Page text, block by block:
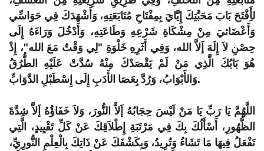
لأَِفْتَحَ بَابَ مَحَبَّتِكَ إِيَّايَ بِمِفْتَاحِ مُتَابَعَتِهِ، وَأَشْهَدَكَ فِي حَوَاسِّي
وَأَعْضَائيَ مِنْ مِشْكَاةِ شَرْعِهِ وَطَاعَتِهِ، وَأَدْخُلَ وَرَاءَهُ إِلَى
حِصْنِ لاَ إِلَهَ إَلاَّ الله، وَفِي أَثَرِهِ خَلْوَةِ "لِي وَقْتٌ مَعَ الله"، إِذْ
هُوَ بَابُكَ الَّذِي مَنْ لَمْ يَقْصَدْكَ مِنْهُ سُدَّتْ عَلَيْهِ الطُّرُقُ
وَالأَبْوَابُ، وَرُدَّ بِعَصَا الأَدَبِ إِلَى إِسْطَبْلِ الدَّوَابِّ.
اللَّهُمَّ يَا رَبِّ يَا مَنْ لَيْسَ حِجَابُهُ إَلاَّ النُّورَ، وَلاَ خَفَاؤُهُ إَلاَّ شِدَّةَ
الظُّهُورِ، أَسْأَلُكَ بِكَ فِي مَرْتَبَةِ إِطْلاَقِكَ عَنْ كَلِّ تَقْيِيدٍ، الَّتِي
تَفْعَلُ فِيهَا مَا تَشَاءُ وَتُرِيدُ، وَبِكَشْفَكَ عَنْ ذَاتِكَ بِالْعِلْمِ النُّورِيِّ،